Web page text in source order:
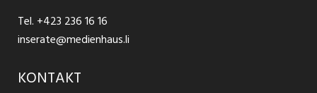
Temporär Jobs
Teilzeit Jobs
Impressum
Tel. +423 236 16 16
inserate@medienhaus.li
KONTAKT